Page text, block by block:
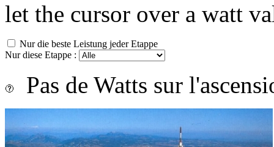
let the cursor over a watt
Nur die beste Leistung jeder Etappe
Nur diese Etappe :
Pas de Watts sur